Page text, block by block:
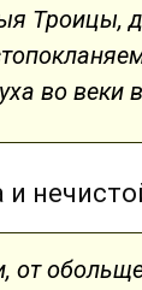
Троицы,
во веки
и
от